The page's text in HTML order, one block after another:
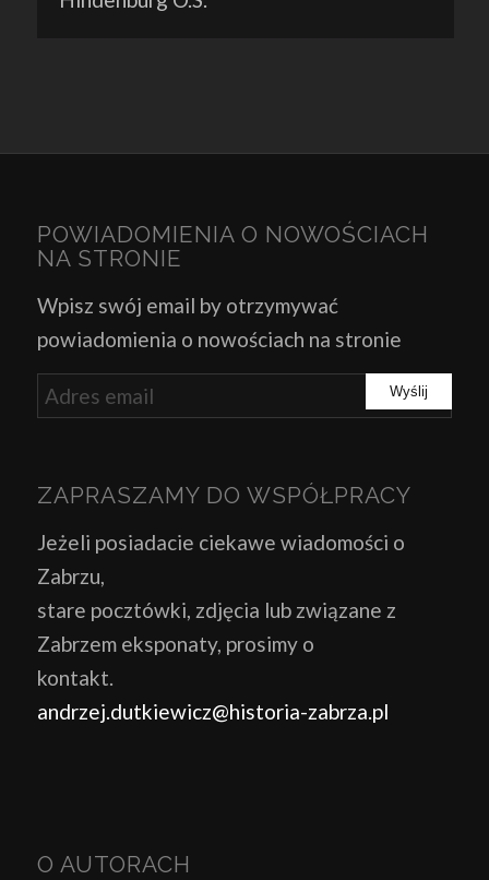
POWIADOMIENIA O NOWOŚCIACH
NA STRONIE
Wpisz swój email by otrzymywać
powiadomienia o nowościach na stronie
ZAPRASZAMY DO WSPÓŁPRACY
Jeżeli posiadacie ciekawe wiadomości o
Zabrzu,
stare pocztówki, zdjęcia lub związane z
Zabrzem eksponaty, prosimy o
kontakt.
andrzej.dutkiewicz@historia-zabrza.pl
O AUTORACH